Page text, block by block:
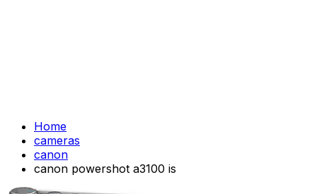
Home
cameras
canon
canon powershot a3100 is